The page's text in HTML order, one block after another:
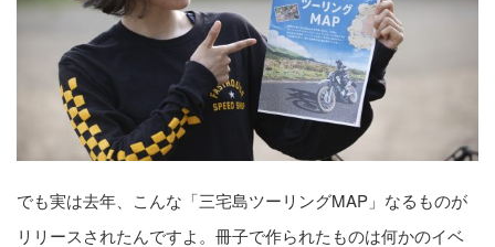
でも実は去年、こんな「三宅島ツーリングMAP」なるものが
リリースされたんですよ。冊子で作られたものは何かのイベ